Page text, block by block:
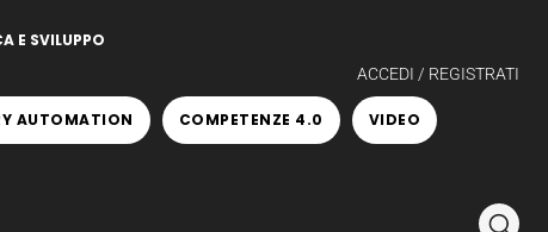
E SVILUPPO
ACCEDI / REGISTRATI
AUTOMATION COMPETENZE 4.0 VIDEO